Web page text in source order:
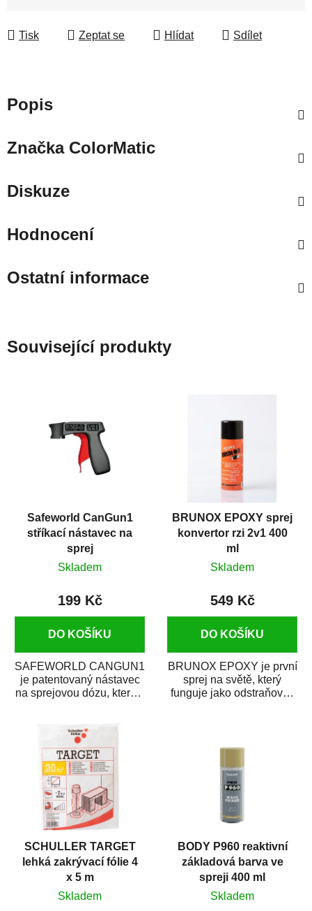
Tisk Zeptat se Hlídat Sdílet
Popis
ZnačkaColorMatic
Diskuze
Hodnocení
Ostatní informace
Související produkty
Safeworld CanGun1
stříkací nástavec na
sprej
Skladem
199 Kč
DO KOŠÍKU
SAFEWORLD CANGUN1
je patentovaný nástavec
na sprejovou dózu, který ji
BRUNOX EPOXY sprej
konvertor rzi 2v1 400
ml
Skladem
549 Kč
DO KOŠÍKU
BRUNOX EPOXY je první
sprej na světě, který
funguje jako odstraňovač
SCHULLER TARGET
lehká zakrývací fólie 4
x 5 m
Skladem
BODY P960 reaktivní
základová barva ve
spreji 400 ml
Skladem